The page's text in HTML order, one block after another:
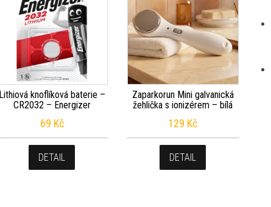
Lithiová knoflíková baterie –
CR2032 – Energizer
69 Kč
DETAIL
Zaparkorun Mini galvanická
žehlička s ionizérem – bílá
129 Kč
DETAIL